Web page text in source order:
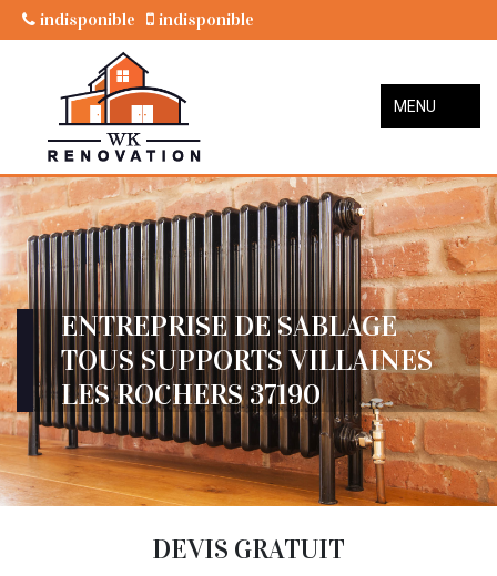
indisponible indisponible
MENU
ENTREPRISE DE SABLAGE
TOUS SUPPORTS VILLAINES
LES ROCHERS 37190
DEVIS GRATUIT